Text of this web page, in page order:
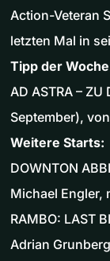
Action-Veteran
letzten Mal in
Tipp der
AD ASTRA – ZU
September),
Weitere Starts:
DOWNTON
Michael Engler,
RAMBO: LAST
Adrian